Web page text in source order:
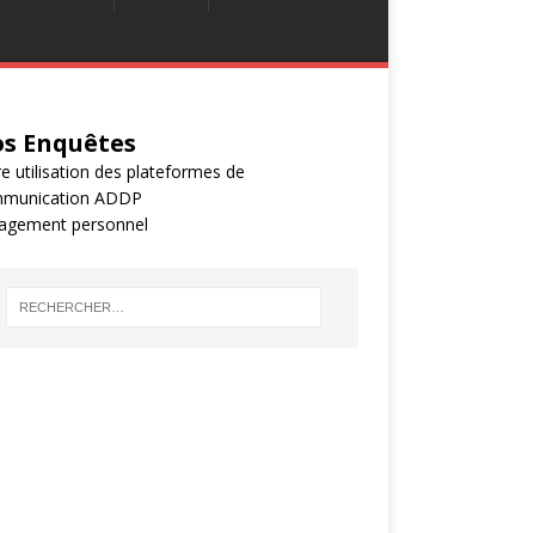
Enquêtes
utilisation des plateformes de
ADDP
personnel